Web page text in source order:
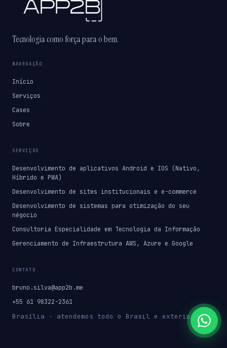
Tecnologia como força para o bem.
NAVEGAÇÃO
Início
Serviços
Cases
Sobre
SERVIÇOS
Desenvolvimento de aplicativos Android e IOS (Nativo,
Híbrido e PWA)
Desenvolvimento de sites institucionais e e-commerce
Desenvolvimento de sistemas para otimização do seu
négocio
Consultoria Especialidade em Tecnologia da Informação
Gerenciamento de Infraestrutura AWS, Azure e Google
CONTATO
bruno.silva@app2b.me
+55 61 98322-2361
Brasília · atendemos todo o Brasil e exterior